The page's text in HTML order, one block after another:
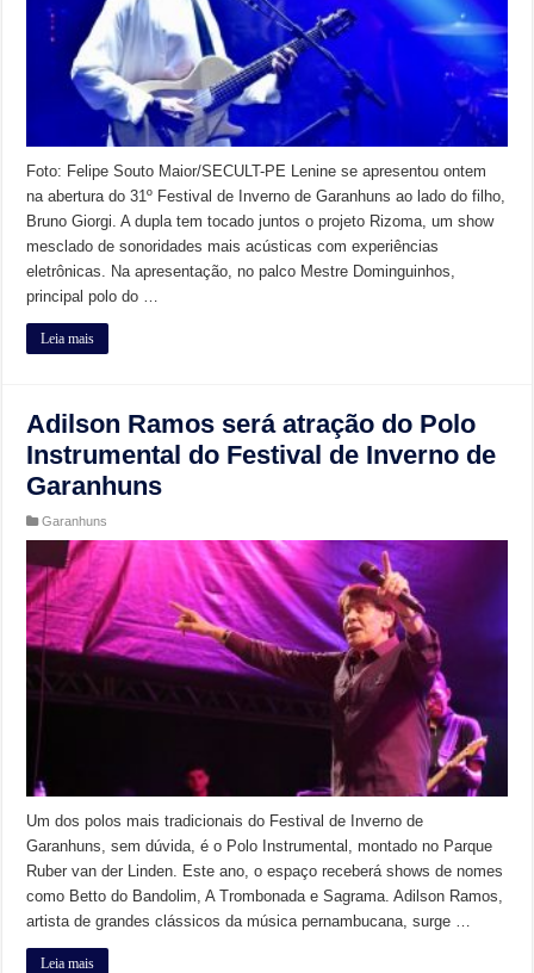
Foto: Felipe Souto Maior/SECULT-PE Lenine se apresentou ontem
na abertura do 31º Festival de Inverno de Garanhuns ao lado do filho,
Bruno Giorgi. A dupla tem tocado juntos o projeto Rizoma, um show
mesclado de sonoridades mais acústicas com experiências
eletrônicas. Na apresentação, no palco Mestre Dominguinhos,
principal polo do …
Leia mais
Adilson Ramos será atração do Polo
Instrumental do Festival de Inverno de
Garanhuns
Garanhuns
Um dos polos mais tradicionais do Festival de Inverno de
Garanhuns, sem dúvida, é o Polo Instrumental, montado no Parque
Ruber van der Linden. Este ano, o espaço receberá shows de nomes
como Betto do Bandolim, A Trombonada e Sagrama. Adilson Ramos,
artista de grandes clássicos da música pernambucana, surge …
Leia mais